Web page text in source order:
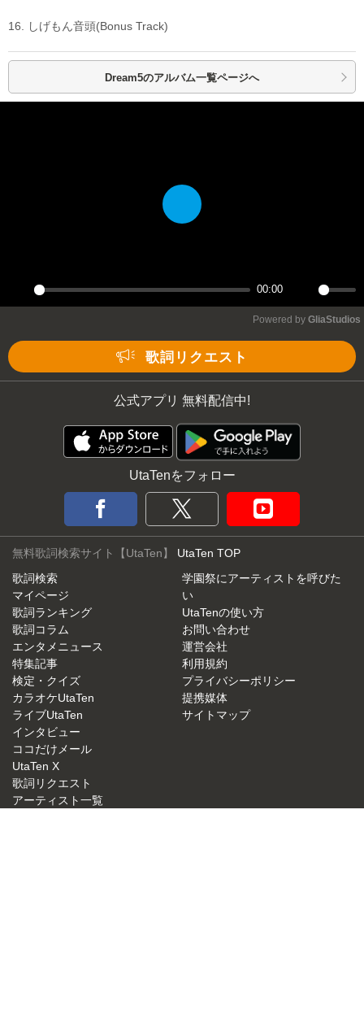
16. しげもん音頭(Bonus Track)
Dream5のアルバム一覧ページへ
Play
00:00
Mute
Play
Powered by GliaStudios
歌詞リクエスト
公式アプリ 無料配信中!
UtaTenをフォロー
無料歌詞検索サイト【UtaTen】 UtaTen TOP
歌詞検索
マイページ
歌詞ランキング
歌詞コラム
エンタメニュース
特集記事
検定・クイズ
カラオケUtaTen
ライブUtaTen
インタビュー
ココだけメール
UtaTen X
歌詞リクエスト
アーティスト一覧
学園祭にアーティストを呼びた
い
UtaTenの使い方
お問い合わせ
運営会社
利用規約
プライバシーポリシー
提携媒体
サイトマップ